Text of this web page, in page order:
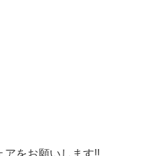
アをお願いします!!